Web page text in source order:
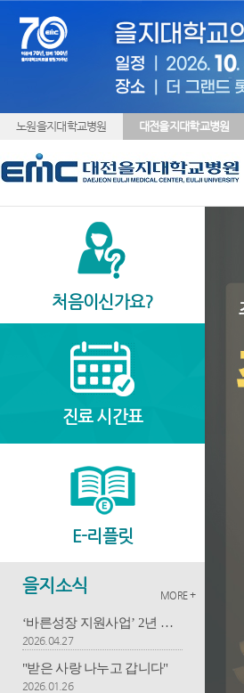
노원을지대학교병원 대전을지대학교병원
처음이신가요?
진료 시간표
E-리플릿
을지소식
‘바른성장 지원사업’ 2년 연속 시행
2026.04.27
"받은 사랑 나누고 갑니다"
2026.01.26
MORE +